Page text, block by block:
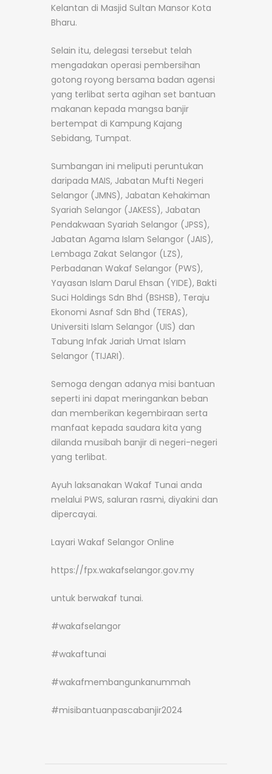
Kelantan di Masjid Sultan Mansor Kota
Bharu.
Selain itu, delegasi tersebut telah
mengadakan operasi pembersihan
gotong royong bersama badan agensi
yang terlibat serta agihan set bantuan
makanan kepada mangsa banjir
bertempat di Kampung Kajang
Sebidang, Tumpat.
Sumbangan ini meliputi peruntukan
daripada MAIS, Jabatan Mufti Negeri
Selangor (JMNS), Jabatan Kehakiman
Syariah Selangor (JAKESS), Jabatan
Pendakwaan Syariah Selangor (JPSS),
Jabatan Agama Islam Selangor (JAIS),
Lembaga Zakat Selangor (LZS),
Perbadanan Wakaf Selangor (PWS),
Yayasan Islam Darul Ehsan (YIDE), Bakti
Suci Holdings Sdn Bhd (BSHSB), Teraju
Ekonomi Asnaf Sdn Bhd (TERAS),
Universiti Islam Selangor (UIS) dan
Tabung Infak Jariah Umat Islam
Selangor (TIJARI).
Semoga dengan adanya misi bantuan
seperti ini dapat meringankan beban
dan memberikan kegembiraan serta
manfaat kepada saudara kita yang
dilanda musibah banjir di negeri-negeri
yang terlibat.
Ayuh laksanakan Wakaf Tunai anda
melalui PWS, saluran rasmi, diyakini dan
dipercayai.
Layari Wakaf Selangor Online
https://fpx.wakafselangor.gov.my
untuk berwakaf tunai.
#wakafselangor
#wakaftunai
#wakafmembangunkanummah
#misibantuanpascabanjir2024